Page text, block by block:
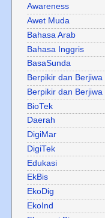
Awareness
Awet Muda
Bahasa Arab
Bahasa Inggris
BasaSunda
Berpikir dan Berjiwa
Berpikir dan
BioTek
Daerah
DigiMar
DigiTek
Edukasi
EkBis
EkoDig
EkoInd